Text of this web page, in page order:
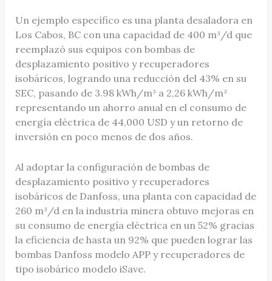
Un ejemplo específico es una planta desaladora en
Los Cabos, BC con una capacidad de 400 m³/d que
reemplazó sus equipos con bombas de
desplazamiento positivo y recuperadores
isobáricos, logrando una reducción del 43% en su
SEC, pasando de 3.98 kWh/m³ a 2,26 kWh/m³
representando un ahorro anual en el consumo de
energía eléctrica de 44,000 USD y un retorno de
inversión en poco menos de dos años.
Al adoptar la configuración de bombas de
desplazamiento positivo y recuperadores
isobáricos de Danfoss, una planta con capacidad de
260 m³/d en la industria minera obtuvo mejoras en
su consumo de energía eléctrica en un 52% gracias
la eficiencia de hasta un 92% que pueden lograr las
bombas Danfoss modelo APP y recuperadores de
tipo isobárico modelo iSave.